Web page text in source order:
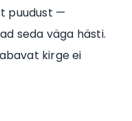
puudust —
seda väga hästi.
kirge ei